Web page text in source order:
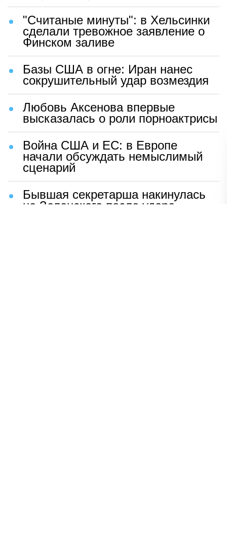
"Считаные минуты": в Хельсинки
сделали тревожное заявление о
Финском заливе
Базы США в огне: Иран нанес
сокрушительный удар возмездия
Любовь Аксенова впервые
высказалась о роли порноактрисы
Война США и ЕС: в Европе
начали обсуждать немыслимый
сценарий
Бывшая секретарша накинулась
на Зеленского после удара